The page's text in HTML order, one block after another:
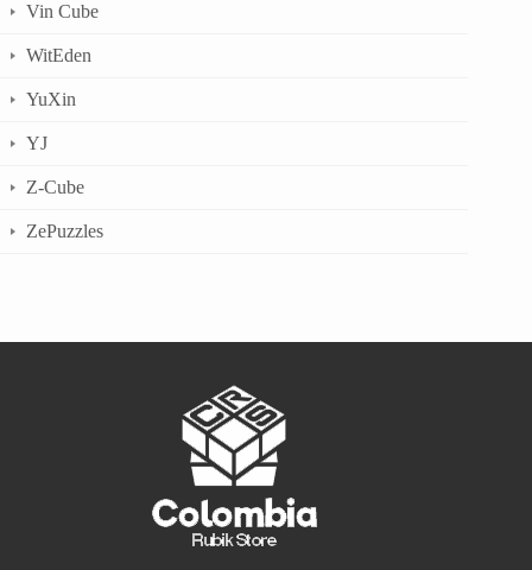
Vin Cube
WitEden
YuXin
YJ
Z-Cube
ZePuzzles